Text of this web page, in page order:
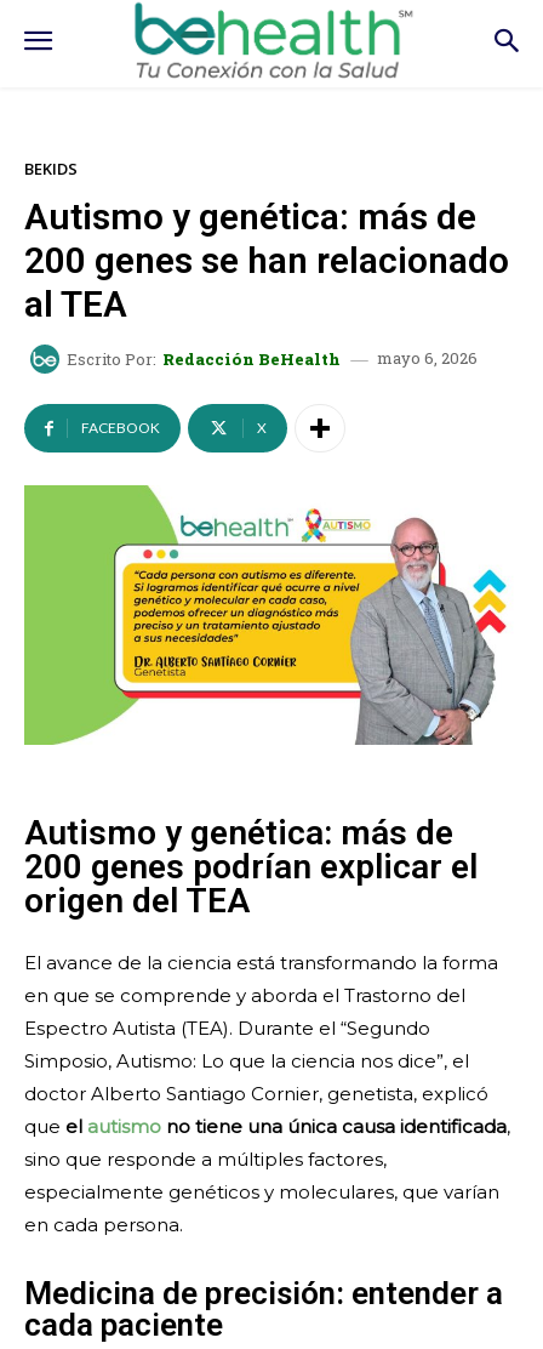
BEKIDS
Autismo y genética: más de
200 genes se han relacionado
al TEA
Escrito Por: Redacción BeHealth mayo 6, 2026
FACEBOOK X
Autismo y genética: más de
200 genes podrían explicar el
origen del TEA
El avance de la ciencia está transformando la forma
en que se comprende y aborda el Trastorno del
Espectro Autista (TEA). Durante el “Segundo
Simposio, Autismo: Lo que la ciencia nos dice”, el
doctor Alberto Santiago Cornier, genetista, explicó
que el autismo no tiene una única causa identificada,
sino que responde a múltiples factores,
especialmente genéticos y moleculares, que varían
en cada persona.
Medicina de precisión: entender a
cada paciente